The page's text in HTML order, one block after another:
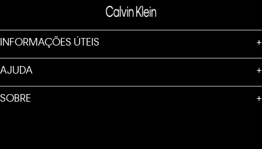
INFORMAÇÕES ÚTEIS +
AJUDA +
SOBRE +